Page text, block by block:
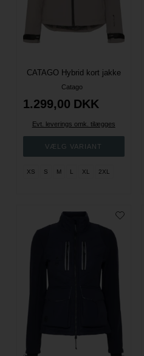
CATAGO Hybrid kort jakke
Catago
1.299,00 DKK
Evt. leverings omk. tilægges
XS S M L XL 2XL